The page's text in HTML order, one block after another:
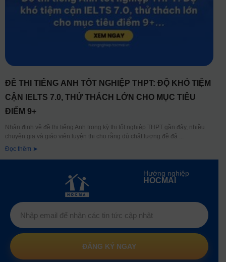
ĐỀ THI TIẾNG ANH TỐT NGHIỆP THPT: ĐỘ KHÓ TIỆM
CẬN IELTS 7.0, THỬ THÁCH LỚN CHO MỤC TIÊU
ĐIỂM 9+
Nhận định về đề thi tiếng Anh trong kỳ thi tốt nghiệp THPT gần đây, nhiều
chuyên gia và giáo viên luyện thi cho rằng dù chất lượng đề đã
Đọc thêm ➤
Hướng nghiệp
HOCMAI
ĐĂNG KÝ NGAY